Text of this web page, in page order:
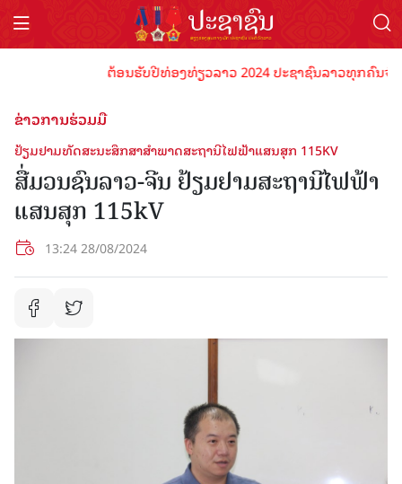
ຕ້ອນຮັບປີທ່ອງທ່ຽວລາວ 2024 ປະຊາຊົນລາວທຸກຄົນຈົ່ງ
ຂ່າວການຮ່ວມມື
ຢ້ຽມຢາມທັດສະນະສຶກສາສໍາພາດສະຖານີໄຟຟ້າແສນສຸກ 115KV
ສື່ມວນຊົນລາວ-ຈີນ ຢ້ຽມຢາມສະຖານີໄຟຟ້າ
ແສນສຸກ 115kV
13:24 28/08/2024